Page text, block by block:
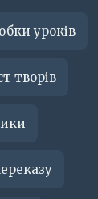
уроків
творів